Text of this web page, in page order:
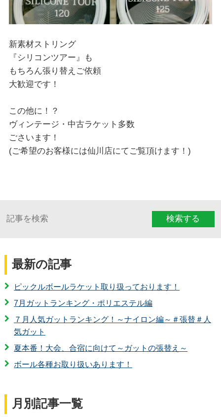
新素材ストリング
『シリコンツアー』も
もちろん張り替えご依頼
大歓迎です！
この他に！？
ヴィンテージ・中古ラケット多数
ごさいます！
(ご希望のお客様には仙川店にてご覧頂けます！)
検索する
最新の記事
ピックルボールラケット取り扱っております！
7月ガットランキング・ポリエステル編
７月人気ガットランキング！～ナイロン編～＃張替＃人
気ガット
夏本番！大会、合宿に向けて～ガットの張替え～
ボール各種お取り扱いあります！
月別記事一覧